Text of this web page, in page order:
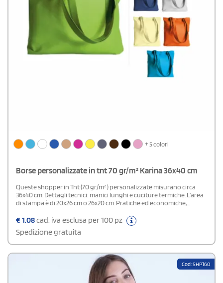
+ 5 colori
Borse personalizzate in tnt 70 gr/m² Karina 36x40 cm
Queste shopper in Tnt (70 gr/m² ) personalizzate misurano circa
36x40 cm. Dettagli tecnici: manici lunghi e cuciture termiche. L'area
di stampa è di 20x26 cm o 26x20 cm. Pratiche ed economiche,
queste borse per la spesa o per uso quotidiano rappresentano un
gadget pubblicitario affidabile per negozi e supermercati.
€1,08cad. iva esclusa per 100 pz
Spedizione gratuita
Cod: SHP160